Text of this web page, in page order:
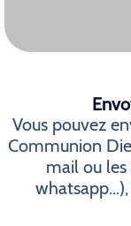
Vous pouvez
Communion
mail ou les